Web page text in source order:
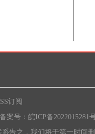
订阅
案号： 皖ICP备2022015281
之，我们将于第一时间删